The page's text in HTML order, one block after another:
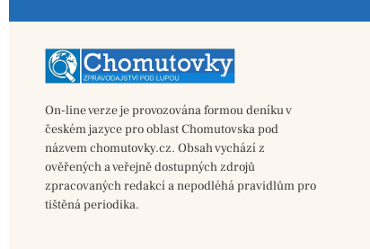
On-line verze je provozována formou deníku v
českém jazyce pro oblast Chomutovska pod
názvem chomutovky.cz. Obsah vychází z
ověřených a veřejně dostupných zdrojů
zpracovaných redakcí a nepodléhá pravidlům pro
tištěná periodika.